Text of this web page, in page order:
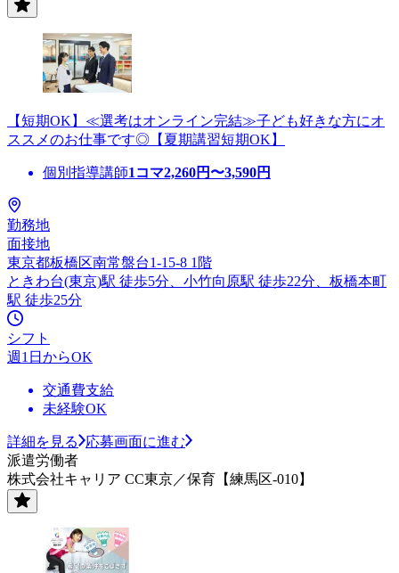
【短期OK】≪選考はオンライン完結≫子ども好きな方にオ
ススメのお仕事です◎【夏期講習短期OK】
個別指導講師1コマ2,260円〜3,590円
勤務地
面接地
東京都板橋区南常盤台1-15-8 1階
ときわ台(東京)駅 徒歩5分、小竹向原駅 徒歩22分、板橋本町
駅 徒歩25分
シフト
週1日からOK
交通費支給
未経験OK
詳細を見る
応募画面に進む
派遣労働者
株式会社キャリア CC東京／保育【練馬区-010】